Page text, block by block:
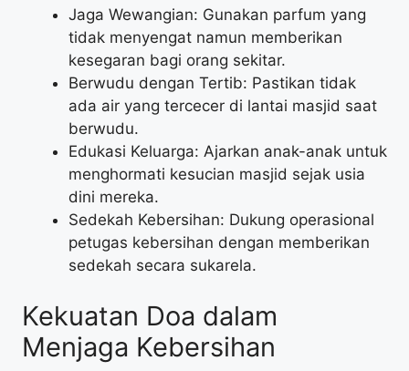
Jaga Wewangian: Gunakan parfum yang
tidak menyengat namun memberikan
kesegaran bagi orang sekitar.
Berwudu dengan Tertib: Pastikan tidak
ada air yang tercecer di lantai masjid saat
berwudu.
Edukasi Keluarga: Ajarkan anak-anak untuk
menghormati kesucian masjid sejak usia
dini mereka.
Sedekah Kebersihan: Dukung operasional
petugas kebersihan dengan memberikan
sedekah secara sukarela.
Kekuatan Doa dalam
Menjaga Kebersihan